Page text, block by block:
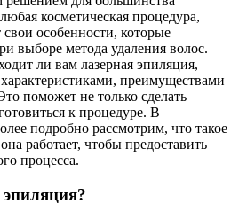
косметическая процедура,
особенности, которые
выборе метода удаления волос.
ли вам лазерная эпиляция,
преимуществами
поможет не только сделать
к процедуре. В
подробно рассмотрим, что такое
работает, чтобы предоставить
процесса.